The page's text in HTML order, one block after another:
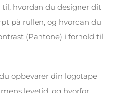
hvordan du designer dit
på rullen, og hvordan du
(Pantone) i forhold til
opbevarer din logotape
levetid, og hvorfor